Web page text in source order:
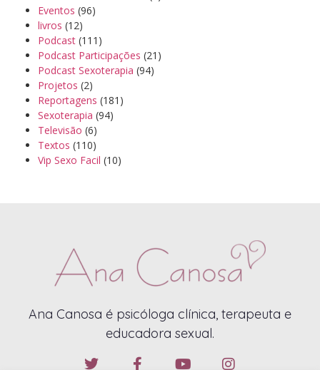
Eventos (96)
livros (12)
Podcast (111)
Podcast Participações (21)
Podcast Sexoterapia (94)
Projetos (2)
Reportagens (181)
Sexoterapia (94)
Televisão (6)
Textos (110)
Vip Sexo Facil (10)
Ana Canosa é psicóloga clínica, terapeuta e
educadora sexual.